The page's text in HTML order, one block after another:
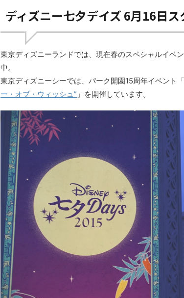
ディズニー七夕デイズ 6月16日ス
東京ディズニーランドでは、現在春のスペシャルイベ
中。
東京ディズニーシーでは、パーク開園15周年イベント「
ー・オブ・ウィッシュ” 」を開催しています。